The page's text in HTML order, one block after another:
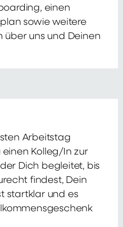
einen
sowie weitere
über uns und Deinen
Arbeitstag
einen Kolleg/In zur
Dich begleitet, bis
findest, Dein
startklar und es